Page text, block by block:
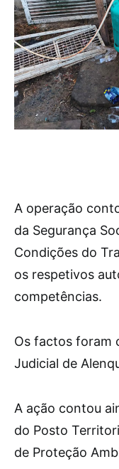
A operação
da Segurança
Condições do
os respetivos
competências.
Os factos foram
Judicial de
A ação contou
do Posto
de Proteção